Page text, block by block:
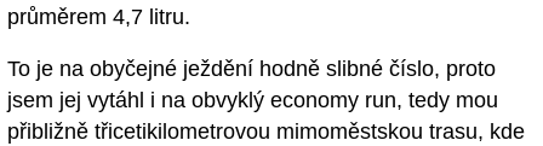
průměrem 4,7 litru.
To je na obyčejné ježdění hodně slibné číslo, proto
jsem jej vytáhl i na obvyklý economy run, tedy mou
přibližně třicetikilometrovou mimoměstskou trasu, kde